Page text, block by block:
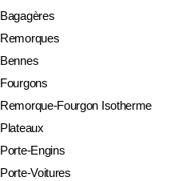
Bagagères
Remorques
Bennes
Fourgons
Remorque-Fourgon Isotherme
Plateaux
Porte-Engins
Porte-Voitures